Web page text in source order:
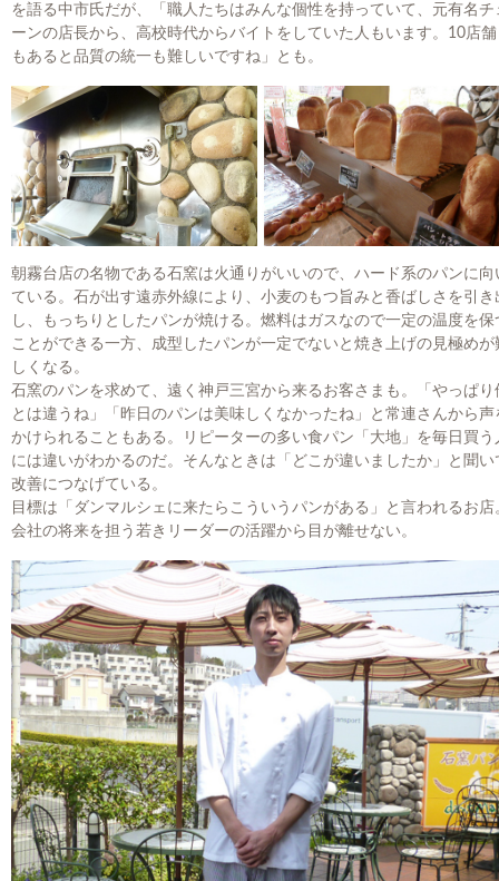
を語る中市氏だが、「職人たちはみんな個性を持っていて、元有名チ
ーンの店長から、高校時代からバイトをしていた人もいます。10店舗
もあると品質の統一も難しいですね」とも。
朝霧台店の名物である石窯は火通りがいいので、ハード系のパンに向
ている。石が出す遠赤外線により、小麦のもつ旨みと香ばしさを引き
し、もっちりとしたパンが焼ける。燃料はガスなので一定の温度を保
ことができる一方、成型したパンが一定でないと焼き上げの見極めが
しくなる。
石窯のパンを求めて、遠く神戸三宮から来るお客さまも。「やっぱり
とは違うね」「昨日のパンは美味しくなかったね」と常連さんから声
かけられることもある。リピーターの多い食パン「大地」を毎日買う
には違いがわかるのだ。そんなときは「どこが違いましたか」と聞い
改善につなげている。
目標は「ダンマルシェに来たらこういうパンがある」と言われるお店
会社の将来を担う若きリーダーの活躍から目が離せない。